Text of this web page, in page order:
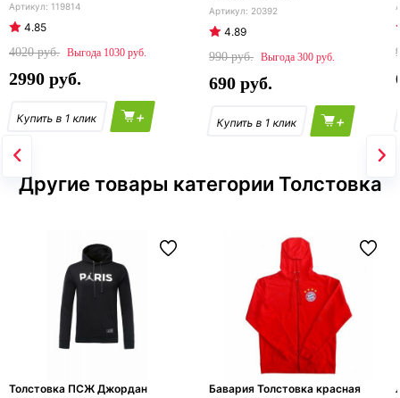
119814
4.85
4020
1030
2990
+
20392
4.89
990
300
690
+
Другие товары категории Толстовка
Толстовка ПСЖ Джордан
Бавария Толстовка красная